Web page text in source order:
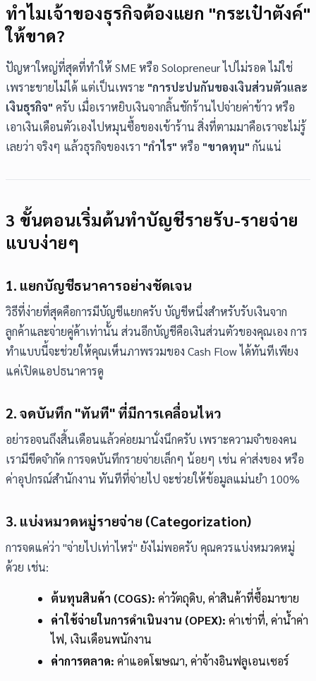
ทำไมเจ้าของธุรกิจต้องแยก "กระเป๋าตังค์"
ให้ขาด?
ปัญหาใหญ่ที่สุดที่ทำให้ SME หรือ Solopreneur ไปไม่รอด ไม่ใช่
เพราะขายไม่ได้ แต่เป็นเพราะ "การปะปนกันของเงินส่วนตัวและ
เงินธุรกิจ" ครับ เมื่อเราหยิบเงินจากลิ้นชักร้านไปจ่ายค่าข้าว หรือ
เอาเงินเดือนตัวเองไปหมุนซื้อของเข้าร้าน สิ่งที่ตามมาคือเราจะไม่รู้
เลยว่า จริงๆ แล้วธุรกิจของเรา "กำไร" หรือ "ขาดทุน" กันแน่
3 ขั้นตอนเริ่มต้นทำบัญชีรายรับ-รายจ่าย
แบบง่ายๆ
1. แยกบัญชีธนาคารอย่างชัดเจน
วิธีที่ง่ายที่สุดคือการมีบัญชีแยกครับ บัญชีหนึ่งสำหรับรับเงินจาก
ลูกค้าและจ่ายคู่ค้าเท่านั้น ส่วนอีกบัญชีคือเงินส่วนตัวของคุณเอง การ
ทำแบบนี้จะช่วยให้คุณเห็นภาพรวมของ Cash Flow ได้ทันทีเพียง
แค่เปิดแอปธนาคารดู
2. จดบันทึก "ทันที" ที่มีการเคลื่อนไหว
อย่ารอจนถึงสิ้นเดือนแล้วค่อยมานั่งนึกครับ เพราะความจำของคน
เรามีขีดจำกัด การจดบันทึกรายจ่ายเล็กๆ น้อยๆ เช่น ค่าส่งของ หรือ
ค่าอุปกรณ์สำนักงาน ทันทีที่จ่ายไป จะช่วยให้ข้อมูลแม่นยำ 100%
3. แบ่งหมวดหมู่รายจ่าย (Categorization)
การจดแค่ว่า "จ่ายไปเท่าไหร่" ยังไม่พอครับ คุณควรแบ่งหมวดหมู่
ด้วย เช่น:
ต้นทุนสินค้า (COGS): ค่าวัตถุดิบ, ค่าสินค้าที่ซื้อมาขาย
ค่าใช้จ่ายในการดำเนินงาน (OPEX): ค่าเช่าที่, ค่าน้ำค่า
ไฟ, เงินเดือนพนักงาน
ค่าการตลาด: ค่าแอดโฆษณา, ค่าจ้างอินฟลูเอนเซอร์